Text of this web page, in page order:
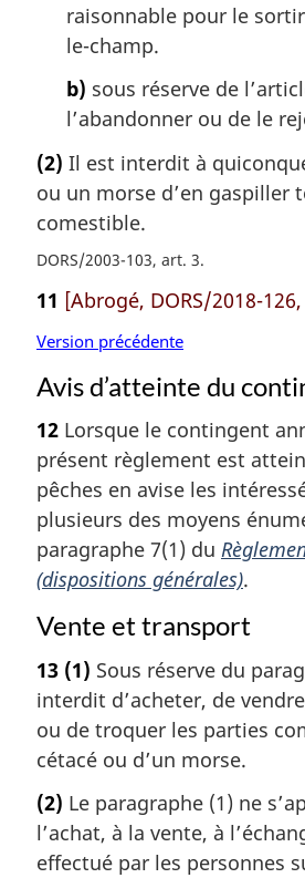
raisonnable pour le
le-champ.
b) sous réserve de
l’abandonner ou de le
(2) Il est interdit à
ou un morse d’en gaspiller
comestible.
DORS/2003-103, art. 3
11 [Abrogé, DORS/2018-
Version précédente
Avis d’atteinte du
12 Lorsque le contingent
présent règlement est
pêches en avise les
plusieurs des moyens
paragraphe 7(1) du
(dispositions générales).
Vente et transport
13 (1) Sous réserve du
interdit d’acheter, de
ou de troquer les parties
cétacé ou d’un morse.
(2) Le paragraphe (1) ne
l’achat, à la vente, à
effectué par les personnes